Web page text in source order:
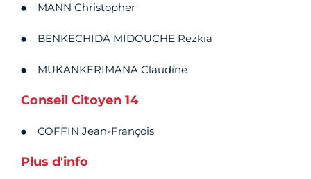
MANN Christopher
BENKECHIDA MIDOUCHE Rezkia
MUKANKERIMANA Claudine
Conseil Citoyen 14
COFFIN Jean-François
Plus d'info